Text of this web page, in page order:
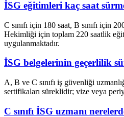
İSG eğitimleri kaç saat
C sınıfı için 180 saat, B sınıfı için
Hekimliği için toplam 220 saatlik
uygulanmaktadır.
İSG belgelerinin geçerlilik
A, B ve C sınıfı iş güvenliği
sertifikaları süreklidir; vize veya
C sınıfı İSG uzmanı